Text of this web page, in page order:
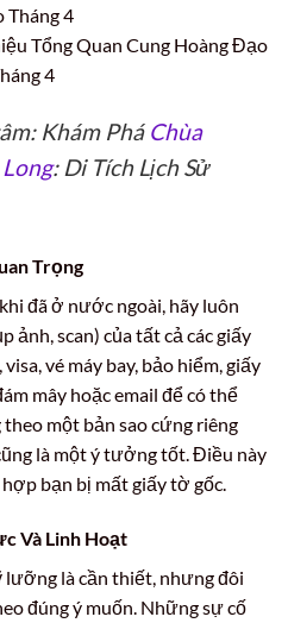
Tổng Quan Cung Hoàng Đạo
4
Khám Phá Chùa
: Di Tích Lịch Sử
Trọng
đã ở nước ngoài, hãy luôn
ảnh, scan) của tất cả các giấy
vé máy bay, bảo hiểm, giấy
mây hoặc email để có thể
một bản sao cứng riêng
là một ý tưởng tốt. Điều này
bạn bị mất giấy tờ gốc.
Và Linh Hoạt
lưỡng là cần thiết, nhưng đôi
đúng ý muốn. Những sự cố